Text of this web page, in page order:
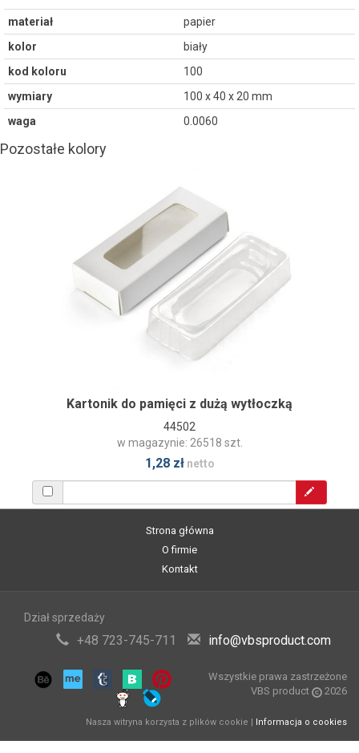
materiał
papier
kolor
biały
kod koloru
100
wymiary
100 x 40 x 20 mm
waga
0.0060
Pozostałe kolory
Kartonik do pamięci z dużą wytłoczką
44502
w magazynie: 26518 szt.
1,28 złnetto
Strona główna
O firmie
Kontakt
Dział sprzedaży
+48 723-745-711 info@vbsproduct.com
Wszystkie prawa zastrzeżone
VBS product
2026
Nasza witryna korzysta z plików cookie | Informacja o cookies